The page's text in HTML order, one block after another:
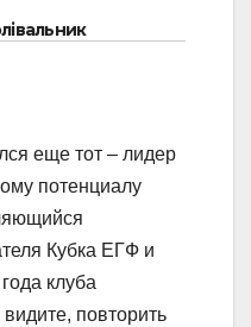
еще тот – лидер
потенциалу
Кубка ЕГФ и
клуба
повторить